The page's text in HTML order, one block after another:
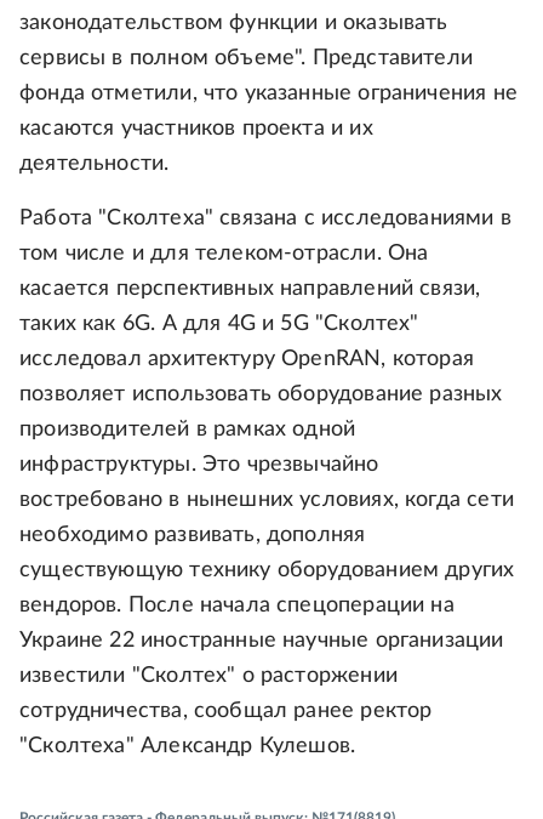
законодательством функции и оказывать
сервисы в полном объеме". Представители
фонда отметили, что указанные ограничения не
касаются участников проекта и их
деятельности.
Работа "Сколтеха" связана с исследованиями в
том числе и для телеком-отрасли. Она
касается перспективных направлений связи,
таких как 6G. А для 4G и 5G "Сколтех"
исследовал архитектуру OpenRAN, которая
позволяет использовать оборудование разных
производителей в рамках одной
инфраструктуры. Это чрезвычайно
востребовано в нынешних условиях, когда сети
необходимо развивать, дополняя
существующую технику оборудованием других
вендоров. После начала спецоперации на
Украине 22 иностранные научные организации
известили "Сколтех" о расторжении
сотрудничества, сообщал ранее ректор
"Сколтеха" Александр Кулешов.